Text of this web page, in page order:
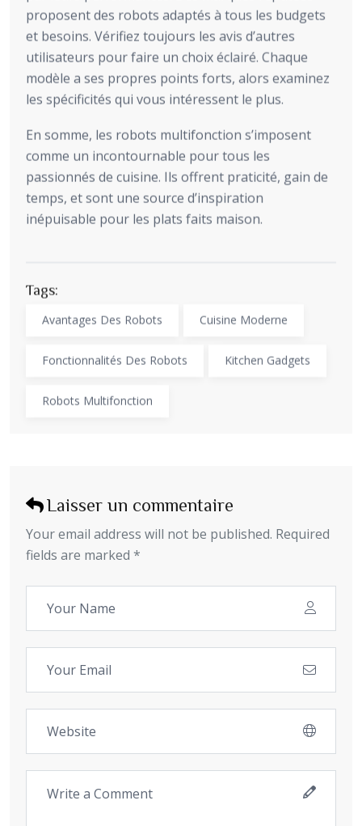
proposent des robots adaptés à tous les budgets
et besoins. Vérifiez toujours les avis d’autres
utilisateurs pour faire un choix éclairé. Chaque
modèle a ses propres points forts, alors examinez
les spécificités qui vous intéressent le plus.
En somme, les robots multifonction s’imposent
comme un incontournable pour tous les
passionnés de cuisine. Ils offrent praticité, gain de
temps, et sont une source d’inspiration
inépuisable pour les plats faits maison.
Tags:
Avantages Des Robots Cuisine Moderne
Fonctionnalités Des Robots Kitchen Gadgets
Robots Multifonction
Laisser un commentaire
Your email address will not be published. Required
fields are marked *